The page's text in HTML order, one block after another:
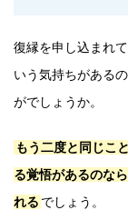
復縁を申し込まれ
いう気持ちがある
がでしょうか。
もう二度と同じこ
る覚悟があるのな
れる でしょう。